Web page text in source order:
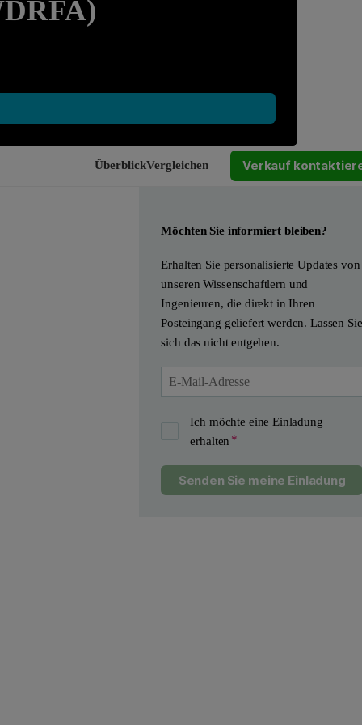
ÜberblickVergleichen Verkauf
Möchten Sie informiert bleiben?
Erhalten Sie personalisierte Updates von
unseren Wissenschaftlern und
Ingenieuren, die direkt in Ihren
Posteingang geliefert werden. Lassen Sie
sich das nicht entgehen.
Ich möchte eine Einladung
erhalten
Senden Sie meine Einladung